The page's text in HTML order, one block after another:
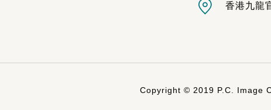
香港九龍
Copyright © 2019 P.C. Image